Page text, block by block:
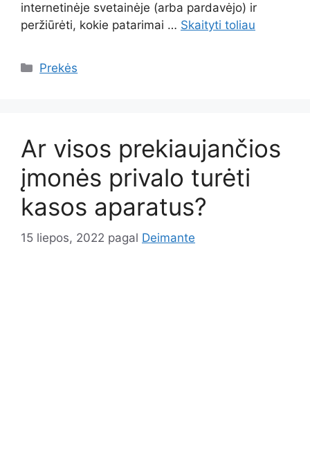
internetinėje svetainėje (arba pardavėjo) ir
peržiūrėti, kokie patarimai … Skaityti toliau
Kategorijos
Prekės
Ar visos prekiaujančios
įmonės privalo turėti
kasos aparatus?
15 liepos, 2022 pagal Deimante